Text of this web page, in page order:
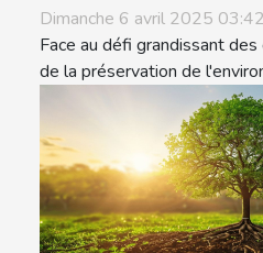
Dimanche 6 avril 2025 03:42
Face au défi grandissant
de la préservation de